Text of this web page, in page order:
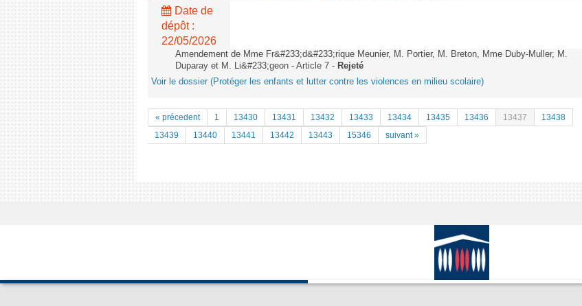
Date de
dépôt :
22/05/2026
Amendement de Mme Fr&#233;d&#233;rique Meunier, M. Portier, M. Breton, Mme Duby-Muller, M.
Duparay et M. Li&#233;geon - Article 7 - Rejeté
Voir le dossier (Protéger les enfants et lutter contre les violences en milieu scolaire)
« précedent 1 13430 13431 13432 13433 13434 13435 13436 13437
13438
13439
13440 13441 13442 13443 15346 suivant »